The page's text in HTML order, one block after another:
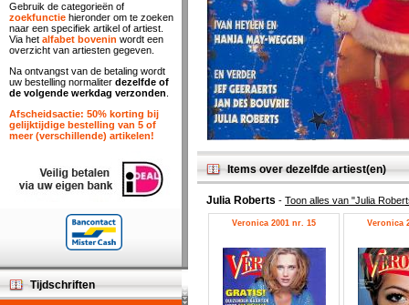
Items over dezelfde artiest(en)
Julia Roberts - Toon alles van "Julia
Veronica 2001 nr. 15 Veronica
Gebruik de categorieën of
zoekfunctie hieronder om te zoeken
naar een specifiek artikel of artiest.
Via het alfabet bovenin wordt een
overzicht van artiesten gegeven.
Na ontvangst van de betaling wordt
uw bestelling normaliter dezelfde of
de volgende werkdag verzonden
Afscheidsactie: 50% korting bij
gelijktijdige bestelling van 5 of
meer (verschillende) artikelen!
Tijdschriften